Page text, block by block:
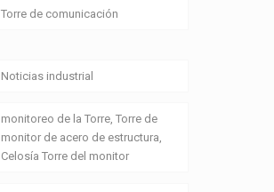
Torre de comunicación
Noticias industrial
monitoreo de la Torre, Torre de
monitor de acero de estructura,
Celosía Torre del monitor